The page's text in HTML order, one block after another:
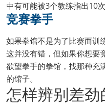
中有可能被3个教练指出10次
竞赛拳手
如果拳馆不是为了比赛而训
这并没有错，但如果你想要
欲望拳手的拳馆，找那种充
的馆子。
怎样辨别差劲